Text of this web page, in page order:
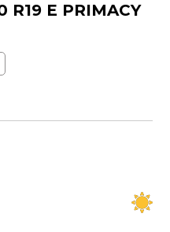
R19 E PRIMACY